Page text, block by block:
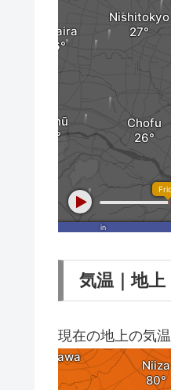
気温｜地上
現在の地上の気温